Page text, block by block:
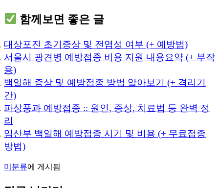
함께보면 좋은 글
대상포진 초기증상 및 전염성 여부 (+ 예방법)
서울시 광견병 예방접종 비용 지원 내용요약 (+ 부작
용)
백일해 증상 및 예방접종 방법 알아보기 (+ 격리기
간)
파상풍과 예방접종 :: 원인, 증상, 치료법 등 완벽 정
리
임산부 백일해 예방접종 시기 및 비용 (+ 무료접종
방법)
미분류에 게시됨